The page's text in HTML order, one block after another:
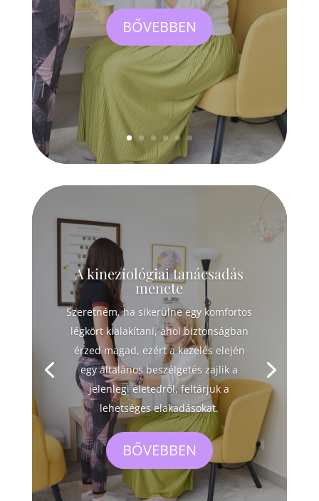
BŐVEBBEN
A kineziológiai tanácsadás
menete
Szeretném, ha sikerülne egy komfortos
légkört kialakítani, ahol biztonságban
érzed magad, ezért a kezelés elején
egy általános beszélgetés zajlik a
jelenlegi életedről, feltárjuk a
lehetséges elakadásokat.
BŐVEBBEN